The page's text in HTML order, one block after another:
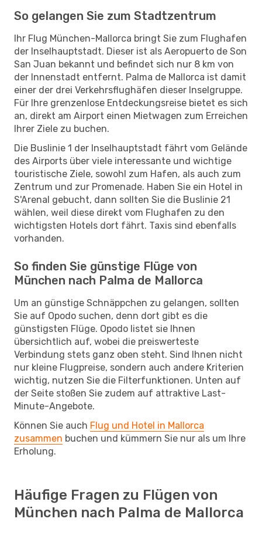
So gelangen Sie zum Stadtzentrum
Ihr Flug München-Mallorca bringt Sie zum Flughafen
der Inselhauptstadt. Dieser ist als Aeropuerto de Son
San Juan bekannt und befindet sich nur 8 km von
der Innenstadt entfernt. Palma de Mallorca ist damit
einer der drei Verkehrsflughäfen dieser Inselgruppe.
Für Ihre grenzenlose Entdeckungsreise bietet es sich
an, direkt am Airport einen Mietwagen zum Erreichen
Ihrer Ziele zu buchen.
Die Buslinie 1 der Inselhauptstadt fährt vom Gelände
des Airports über viele interessante und wichtige
touristische Ziele, sowohl zum Hafen, als auch zum
Zentrum und zur Promenade. Haben Sie ein Hotel in
S'Arenal gebucht, dann sollten Sie die Buslinie 21
wählen, weil diese direkt vom Flughafen zu den
wichtigsten Hotels dort fährt. Taxis sind ebenfalls
vorhanden.
So finden Sie günstige Flüge von
München nach Palma de Mallorca
Um an günstige Schnäppchen zu gelangen, sollten
Sie auf Opodo suchen, denn dort gibt es die
günstigsten Flüge. Opodo listet sie Ihnen
übersichtlich auf, wobei die preiswerteste
Verbindung stets ganz oben steht. Sind Ihnen nicht
nur kleine Flugpreise, sondern auch andere Kriterien
wichtig, nutzen Sie die Filterfunktionen. Unten auf
der Seite stoßen Sie zudem auf attraktive Last-
Minute-Angebote.
Können Sie auch Flug und Hotel in Mallorca
zusammen buchen und kümmern Sie nur als um Ihre
Erholung.
Häufige Fragen zu Flügen von
München nach Palma de Mallorca